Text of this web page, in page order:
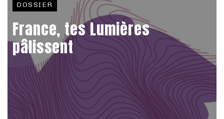
DOSSIER
France, tes Lumières
pâlissent